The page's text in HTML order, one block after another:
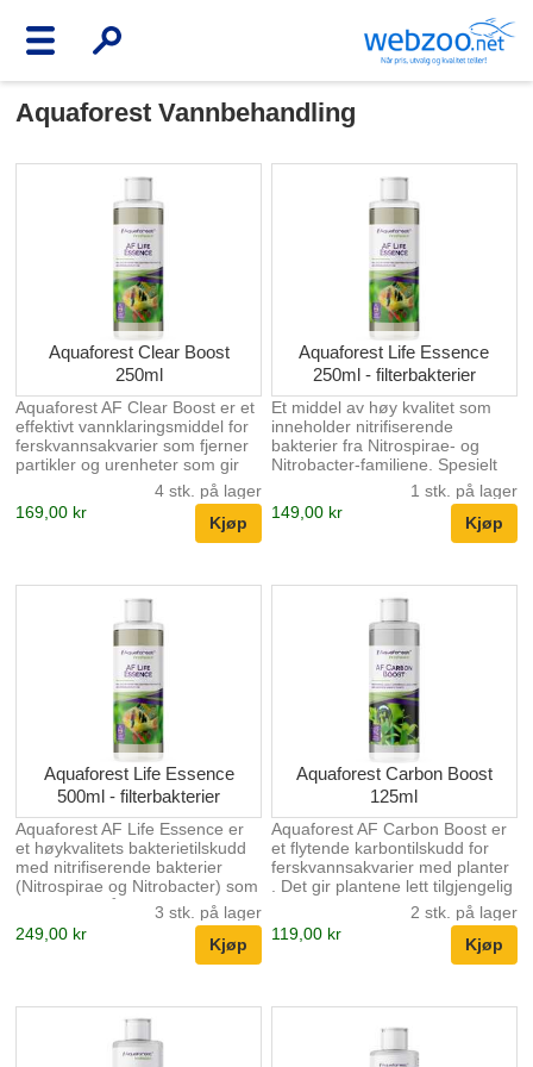
Aquaforest Vannbehandling
Aquaforest Clear Boost
250ml
Aquaforest AF Clear Boost er et
effektivt vannklaringsmiddel for
ferskvannsakvarier som fjerner
partikler og urenheter som gir
uklart/grumsete vann , slik at du
raskt får krystallklart vann .
Middelet samler (flokker)
smusspartikler til større “flak”
kortvarig hvitlig rett etter
dosering. Produktet er trygt for
fisk, planter og andre
akvariebeboere og har ingen
negativ påvirkning på
vannparametere . Fordeler ...
4 stk. på lager
169,00 kr
Aquaforest Life Essence
250ml - filterbakterier
Et middel av høy kvalitet som
inneholder nitrifiserende
bakterier fra Nitrospirae- og
Nitrobacter-familiene. Spesielt
utvalgte bakteriestammer
akselererer fjerningen av
ammoniakk og andre giftige
1 stk. på lager
149,00 kr
Aquaforest Life Essence
500ml - filterbakterier
Aquaforest AF Life Essence er
et høykvalitets bakterietilskudd
med nitrifiserende bakterier
(Nitrospirae og Nitrobacter) som
hjelper med å starte og
stabilisere nitrogensyklusen ved
å fremskynde nedbrytning av
ammoniakk og andre giftige
nytt akvarium (raskere
innkjøring/modning) ved
ukentlige vannbytter for å støtte
3 stk. på lager
249,00 kr
Aquaforest Carbon Boost
125ml
Aquaforest AF Carbon Boost er
et flytende karbontilskudd for
ferskvannsakvarier med planter
. Det gir plantene lett tilgjengelig
karbon for jevn, daglig vekst , og
kan brukes både som
hovedkilde til karbon
(alternativ/støtte til CO₂) eller
Moderat beplantet: 1 ml per 50
2 stk. på lager
119,00 kr